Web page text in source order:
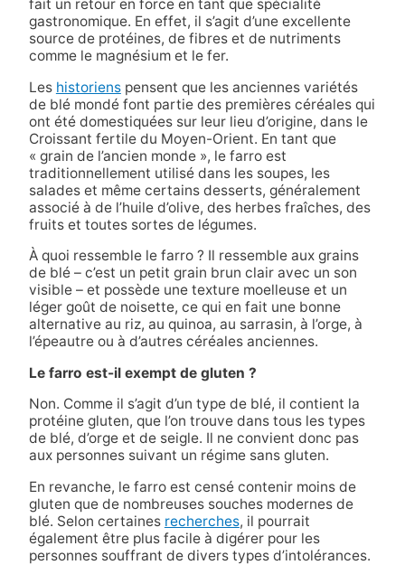
fait un retour en force en tant que spécialité
gastronomique. En effet, il s’agit d’une excellente
source de protéines, de fibres et de nutriments
comme le magnésium et le fer.
Les historienspensent que les anciennes variétés
de blé mondé font partie des premières céréales qui
ont été domestiquées sur leur lieu d’origine, dans le
Croissant fertile du Moyen-Orient. En tant que
« grain de l’ancien monde », le farro est
traditionnellement utilisé dans les soupes, les
salades et même certains desserts, généralement
associé à de l’huile d’olive, des herbes fraîches, des
fruits et toutes sortes de légumes.
À quoi ressemble le farro ? Il ressemble aux grains
de blé – c’est un petit grain brun clair avec un son
visible – et possède une texture moelleuse et un
léger goût de noisette, ce qui en fait une bonne
alternative au riz, au quinoa, au sarrasin, à l’orge, à
l’épeautre ou à d’autres céréales anciennes.
Le farro est-il exempt de gluten ?
Non. Comme il s’agit d’un type de blé, il contient la
protéine gluten, que l’on trouve dans tous les types
de blé, d’orge et de seigle. Il ne convient donc pas
aux personnes suivant un régime sans gluten.
En revanche, le farro est censé contenir moins de
gluten que de nombreuses souches modernes de
blé. Selon certaines recherches, il pourrait
également être plus facile à digérer pour les
personnes souffrant de divers types d’intolérances.